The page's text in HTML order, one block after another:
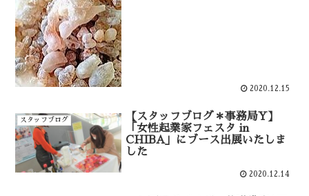
2020.12.15
スタッフブログ
【スタッフブログ＊事務局Y】
「女性起業家フェスタ in
CHIBA」にブース出展いたしま
した
2020.12.14